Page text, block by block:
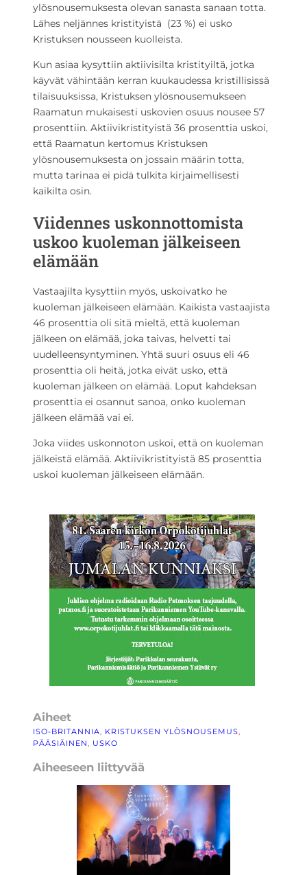
ylösnousemuksesta olevan sanasta sanaan totta.
Lähes neljännes kristityistä (23 %) ei usko
Kristuksen nousseen kuolleista.
Kun asiaa kysyttiin aktiivisilta kristityiltä, jotka
käyvät vähintään kerran kuukaudessa kristillisissä
tilaisuuksissa, Kristuksen ylösnousemukseen
Raamatun mukaisesti uskovien osuus nousee 57
prosenttiin. Aktiivikristityistä 36 prosenttia uskoi,
että Raamatun kertomus Kristuksen
ylösnousemuksesta on jossain määrin totta,
mutta tarinaa ei pidä tulkita kirjaimellisesti
kaikilta osin.
Viidennes uskonnottomista
uskoo kuoleman jälkeiseen
elämään
Vastaajilta kysyttiin myös, uskoivatko he
kuoleman jälkeiseen elämään. Kaikista vastaajista
46 prosenttia oli sitä mieltä, että kuoleman
jälkeen on elämää, joka taivas, helvetti tai
uudelleensyntyminen. Yhtä suuri osuus eli 46
prosenttia oli heitä, jotka eivät usko, että
kuoleman jälkeen on elämää. Loput kahdeksan
prosenttia ei osannut sanoa, onko kuoleman
jälkeen elämää vai ei.
Joka viides uskonnoton uskoi, että on kuoleman
jälkeistä elämää. Aktiivikristityistä 85 prosenttia
uskoi kuoleman jälkeiseen elämään.
Aiheet
ISO-BRITANNIA, KRISTUKSEN YLÖSNOUSEMUS
PÄÄSIÄINEN, USKO
Aiheeseen liittyvää